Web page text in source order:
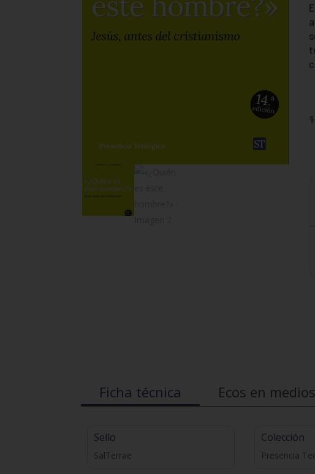
Ficha técnica Ecos en medios
Sello
SalTerrae
Colección
Presencia